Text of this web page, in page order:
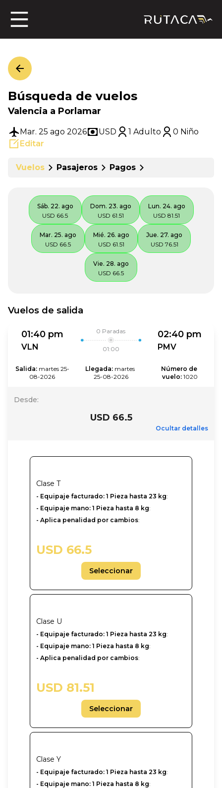
Búsqueda de vuelos
Valencia a Porlamar
Mar. 25 ago 2026 USD 1 Adulto
0 Niño
Editar
Vuelos Pasajeros Pagos
Sáb. 22. ago
USD 66.5
Dom. 23. ago
USD 61.51
Lun. 24. ago
USD 81.51
Mar. 25. ago
USD 66.5
Mié. 26. ago
USD 61.51
Jue. 27. ago
USD 76.51
Vie. 28. ago
USD 66.5
Vuelos de salida
01:40 pm
VLN
0 Paradas
01:00
02:40 pm
PMV
Salida: martes 25-
08-2026
Llegada: martes
25-08-2026
Número de
vuelo: 1020
Desde:
USD 66.5
Ocultar detalles
Clase T
- Equipaje facturado: 1 Pieza hasta 23 kg:
- Equipaje mano: 1 Pieza hasta 8 kg:
- Aplica penalidad por cambios:
USD 66.5
Seleccionar
Clase U
-‎ Equipaje facturado: 1 Pieza hasta 23 kg:
- Equipaje mano: 1 Pieza hasta 8 kg:
- Aplica penalidad por cambios:
USD 81.51
Seleccionar
Clase Y
-‎ Equipaje facturado: 1 Pieza hasta 23 kg:
- Equipaje mano: 1 Pieza hasta 8 kg: